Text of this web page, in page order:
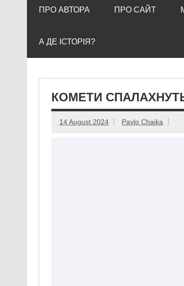
ПРО АВТОРА ПРО САЙТ
А ДЕ ІСТОРІЯ?
КОМЕТИ
14 August 2024 Pavlo Chaika